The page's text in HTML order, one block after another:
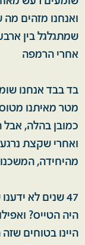
ואנחנו מזהים
שמתגלגל בין
אחרי הרמפה
מטר מאיתנו
כמובן בהלה, אבל
ואחרי שקצת
מהיחידה, המשכנו
47 שנים לא
היה הטייס?
היינו בטוחים